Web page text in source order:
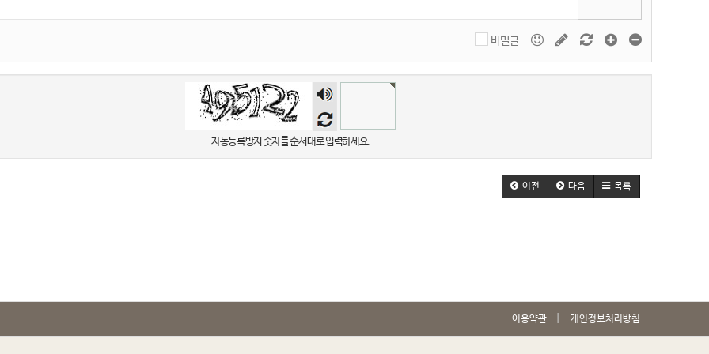
비밀글
숫자
음성
듣기
자동등록방지 숫자를 순서대로 입력하세요.
이전 다음 목록
이용약관 개인정보처리방침